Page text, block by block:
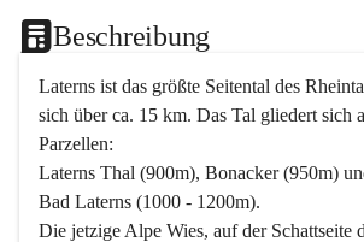
Beschreibung
Laterns ist das größte Seitental des
sich über ca. 15 km. Das Tal gliedert sich
Parzellen:
Laterns Thal (900m), Bonacker (950m)
Bad Laterns (1000 - 1200m).
Die jetzige Alpe Wies, auf der Schattseite